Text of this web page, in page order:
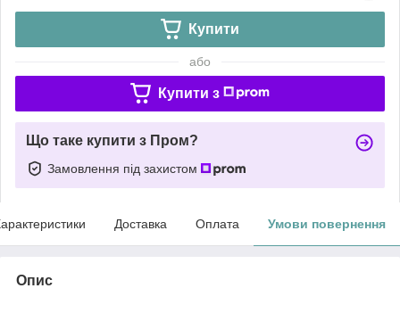
Купити
або
Купити з
Що таке купити з Пром?
Замовлення під захистом
Доставка Оплата Умови повернення
Опис